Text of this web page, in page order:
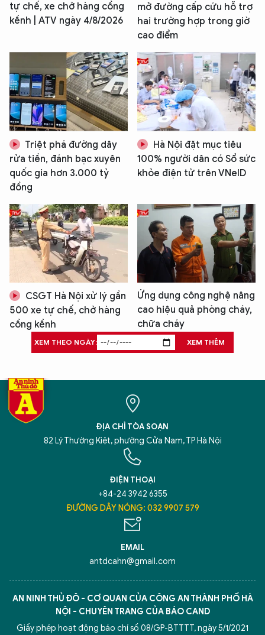
tự chế, xe chở hàng cồng
kềnh | ATV ngày 4/8/2026
mở đường cấp cứu hỗ trợ
hai trường hợp trong giờ
cao điểm
Triệt phá đường dây
rửa tiền, đánh bạc xuyên
quốc gia hơn 3.000 tỷ
đồng
Hà Nội đặt mục tiêu
100% người dân có Sổ sức
khỏe điện tử trên VNeID
CSGT Hà Nội xử lý gần
500 xe tự chế, chở hàng
cồng kềnh
Ứng dụng công nghệ nâng
cao hiệu quả phòng cháy,
chữa cháy
XEM THEO NGÀY: XEM THÊM
ĐỊA CHỈ TÒA SOẠN
82 Lý Thường Kiệt, phường Cửa Nam, TP Hà Nội
ĐIỆN THOẠI
+84-24 3942 6355
ĐƯỜNG DÂY NÓNG: 032 9907 579
EMAIL
antdcahn@gmail.com
AN NINH THỦ ĐÔ - CƠ QUAN CỦA CÔNG AN THÀNH PHỐ HÀ
NỘI - CHUYÊN TRANG CỦA BÁO CAND
Giấy phép hoạt động báo chí số 08/GP-BTTTT, ngày 5/1/2021